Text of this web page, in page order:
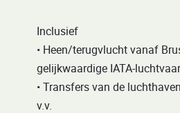
Inclusief
• Heen/terugvlucht vanaf
gelijkwaardige IATA-
• Transfers van de
v.v.